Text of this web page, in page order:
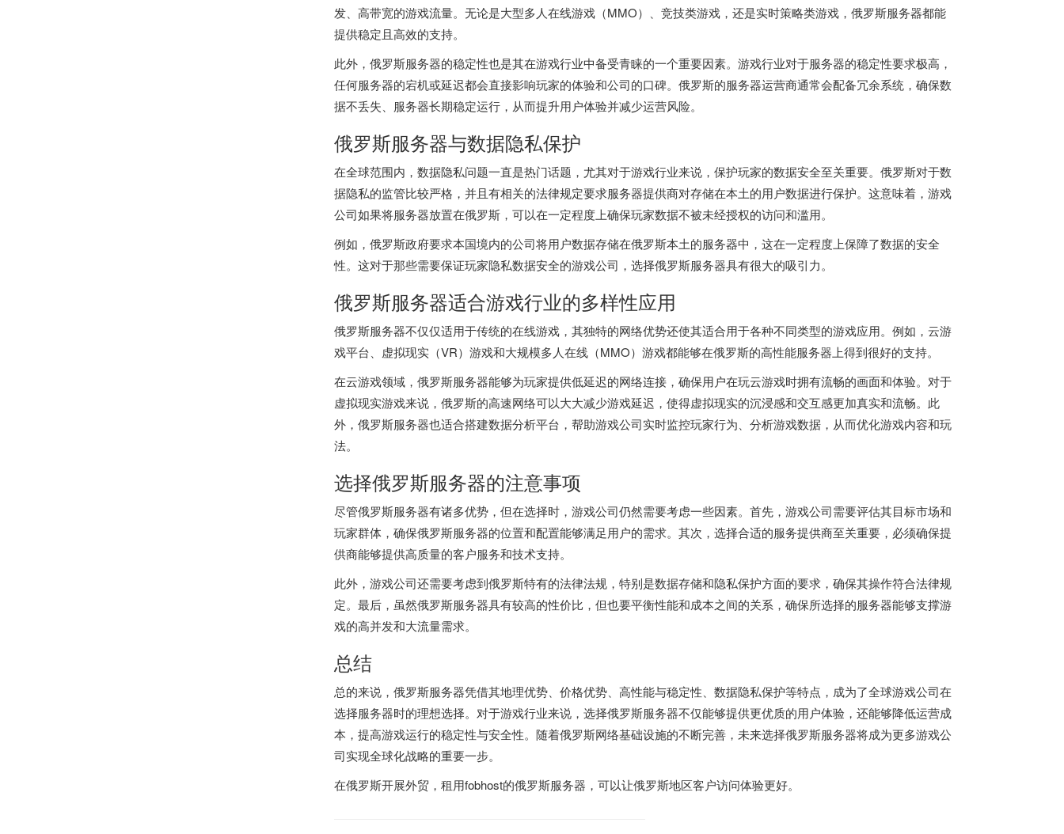
发、高带宽的游戏流量。无论是大型多人在线游戏（MMO）、竞技类游戏，还是实时策略类游戏，俄罗斯服务器都能
提供稳定且高效的支持。
此外，俄罗斯服务器的稳定性也是其在游戏行业中备受青睐的一个重要因素。游戏行业对于服务器的稳定性要求极高，
任何服务器的宕机或延迟都会直接影响玩家的体验和公司的口碑。俄罗斯的服务器运营商通常会配备冗余系统，确保数
据不丢失、服务器长期稳定运行，从而提升用户体验并减少运营风险。
俄罗斯服务器与数据隐私保护
在全球范围内，数据隐私问题一直是热门话题，尤其对于游戏行业来说，保护玩家的数据安全至关重要。俄罗斯对于数
据隐私的监管比较严格，并且有相关的法律规定要求服务器提供商对存储在本土的用户数据进行保护。这意味着，游戏
公司如果将服务器放置在俄罗斯，可以在一定程度上确保玩家数据不被未经授权的访问和滥用。
例如，俄罗斯政府要求本国境内的公司将用户数据存储在俄罗斯本土的服务器中，这在一定程度上保障了数据的安全
性。这对于那些需要保证玩家隐私数据安全的游戏公司，选择俄罗斯服务器具有很大的吸引力。
俄罗斯服务器适合游戏行业的多样性应用
俄罗斯服务器不仅仅适用于传统的在线游戏，其独特的网络优势还使其适合用于各种不同类型的游戏应用。例如，云游
戏平台、虚拟现实（VR）游戏和大规模多人在线（MMO）游戏都能够在俄罗斯的高性能服务器上得到很好的支持。
在云游戏领域，俄罗斯服务器能够为玩家提供低延迟的网络连接，确保用户在玩云游戏时拥有流畅的画面和体验。对于
虚拟现实游戏来说，俄罗斯的高速网络可以大大减少游戏延迟，使得虚拟现实的沉浸感和交互感更加真实和流畅。此
外，俄罗斯服务器也适合搭建数据分析平台，帮助游戏公司实时监控玩家行为、分析游戏数据，从而优化游戏内容和玩
法。
选择俄罗斯服务器的注意事项
尽管俄罗斯服务器有诸多优势，但在选择时，游戏公司仍然需要考虑一些因素。首先，游戏公司需要评估其目标市场和
玩家群体，确保俄罗斯服务器的位置和配置能够满足用户的需求。其次，选择合适的服务提供商至关重要，必须确保提
供商能够提供高质量的客户服务和技术支持。
此外，游戏公司还需要考虑到俄罗斯特有的法律法规，特别是数据存储和隐私保护方面的要求，确保其操作符合法律规
定。最后，虽然俄罗斯服务器具有较高的性价比，但也要平衡性能和成本之间的关系，确保所选择的服务器能够支撑游
戏的高并发和大流量需求。
总结
总的来说，俄罗斯服务器凭借其地理优势、价格优势、高性能与稳定性、数据隐私保护等特点，成为了全球游戏公司在
选择服务器时的理想选择。对于游戏行业来说，选择俄罗斯服务器不仅能够提供更优质的用户体验，还能够降低运营成
本，提高游戏运行的稳定性与安全性。随着俄罗斯网络基础设施的不断完善，未来选择俄罗斯服务器将成为更多游戏公
司实现全球化战略的重要一步。
在俄罗斯开展外贸，租用fobhost的俄罗斯服务器 ，可以让俄罗斯地区客户访问体验更好。